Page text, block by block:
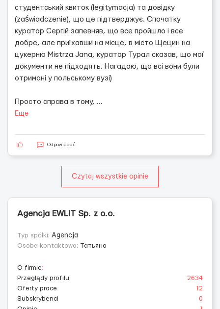
студентський квиток (legitymacja) та довідку
(zaświadczenie), що це підтверджує. Спочатку
куратор Сергій запевняв, що все пройшло і все
добре, але приїхавши на місце, в місто Щецин на
цукерню Mistrza Jana, куратор Турал сказав, що мої
документи не підходять. Нагадаю, що всі вони були
отримані у польському вузі)
Просто справа в тому, ...
Еще
Odpowiadać
Czytaj wszystkie opinie
Agencja EWLIT Sp. z o.o.
Typ spółki: Agencja
Osoba kontaktowa: Татьяна
O firmie:
Przeglądy profilu
2634
Oferty prace
12
Subskrybenci
0